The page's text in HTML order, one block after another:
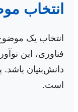
انتخاب
انتخاب یک
فناوری، این
دانش‌بنیان
است.